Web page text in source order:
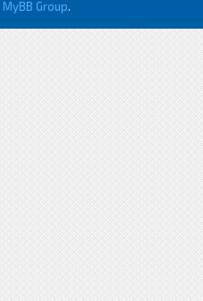
MyBB Group.